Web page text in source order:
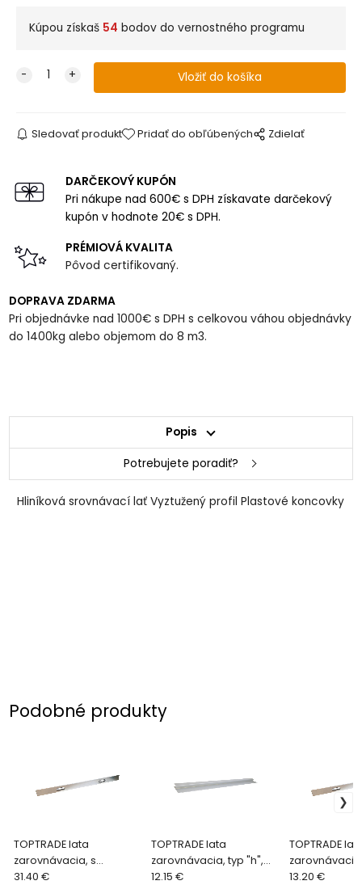
Kúpou získaš 54 bodov do vernostného programu
Sledovať produkt Pridať do obľúbených Zdielať
DARČEKOVÝ KUPÓN
Pri nákupe nad 600€ s DPH získavate darčekový
kupón v hodnote 20€ s DPH.
PRÉMIOVÁ KVALITA
Pôvod certifikovaný.
DOPRAVA ZDARMA
Pri objednávke nad 1000€ s DPH s celkovou váhou objednávky
do 1400kg alebo objemom do 8 m3.
Popis
Potrebujete poradiť?
Hliníková srovnávací lať Vyztužený profil Plastové koncovky
Podobné produkty
TOPTRADE lata
zarovnávacia, s
úchytmi, 2500 mm
31.40 €
TOPTRADE lata
zarovnávacia, typ "h",
1000 mm
12.15 €
TOPTRADE
1000 mm
13.20 €